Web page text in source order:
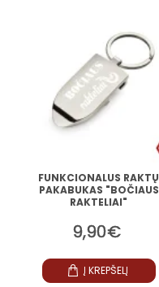
FUNKCIONALUS RAKTŲ
PAKABUKAS "BOČIAUS
RAKTELIAI"
9,90€
Į KREPŠELĮ